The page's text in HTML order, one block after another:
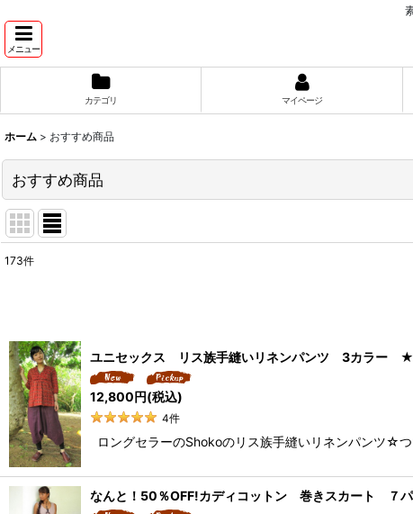
メニュー
カテゴリ マイページ
ホーム > おすすめ商品
おすすめ商品
173件
ユニセックス リス族手縫いリネンパンツ 3カラー
12,800円(税込)
4件
ロングセラーのShokoのリス族手縫いリネンパンツ☆
なんと！50％OFF!カディコットン 巻きスカート ７